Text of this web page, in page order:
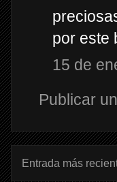
por este
15 de
Publicar
Entrada más